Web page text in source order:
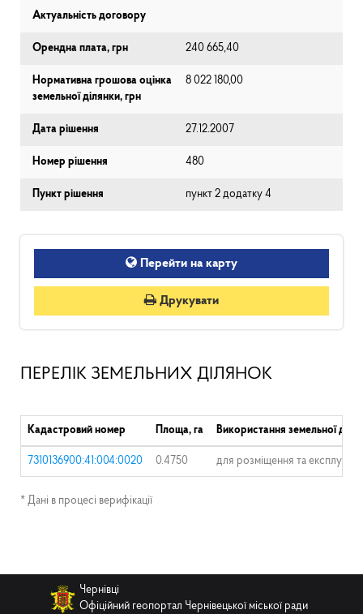
Актуальність договору
Орендна плата, грн 240 665,40
Нормативна грошова оцінка
земельної ділянки, грн
8 022 180,00
Дата рішення 27.12.2007
Номер рішення 480
Пункт рішення пункт 2 додатку 4
Перейти на карту
Друкувати
ПЕРЕЛІК ЗЕМЕЛЬНИХ ДІЛЯНОК
Кадастровий номер Площа, га Використання земельної
7310136900:41:004:0020 0.4750 для розміщення та
* Дані в процесі верифікації
Чернівці
Офіційний геопортал Чернівецької міської ради